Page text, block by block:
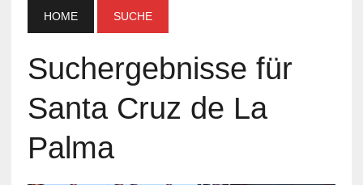
HOME SUCHE
Suchergebnisse für
Santa Cruz de La
Palma